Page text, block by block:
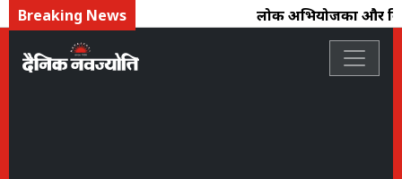
Breaking News लोक अभियोजकों और